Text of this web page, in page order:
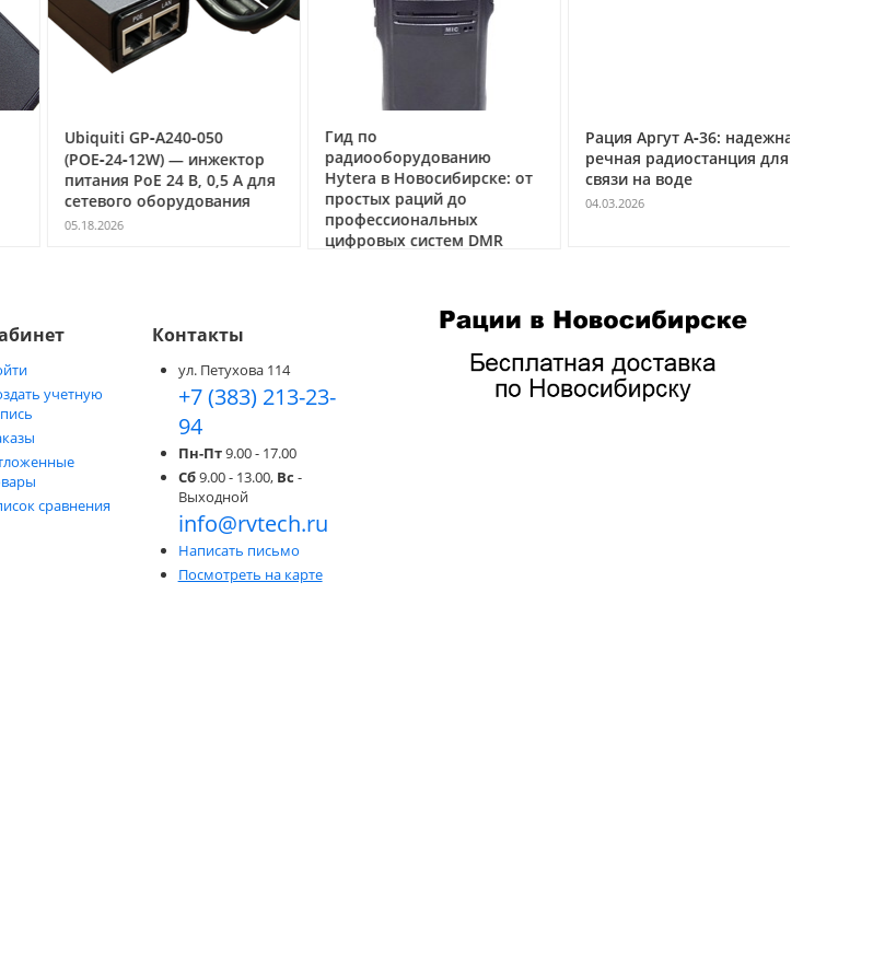
Ubiquiti GP‑A240‑050
(POE‑24‑12W) — инжектор
питания PoE 24 В, 0,5 А для
сетевого оборудования
05.18.2026
Гид по
радиооборудованию
Hytera в Новосибирске: от
простых раций до
профессиональных
цифровых систем DMR
Рация Аргут А‑36: надежная
речная радиостанция для
связи на воде
04.03.2026
учетную
сравнения
Контакты
ул. Петухова 114
+7 (383) 213-23-
94
Пн-Пт9.00 - 17.00
Сб9.00 - 13.00, Вс -
Выходной
info@rvtech.ru
Написать письмо
Посмотреть на карте